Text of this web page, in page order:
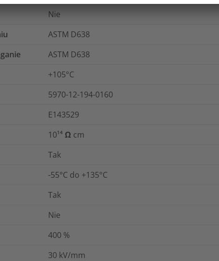
Nie
ASTM D638
ASTM D638
+105°C
5970-12-194-0160
E143529
10¹⁴ Ω cm
Tak
-55°C do +135°C
Tak
Nie
400 %
30 kV/mm